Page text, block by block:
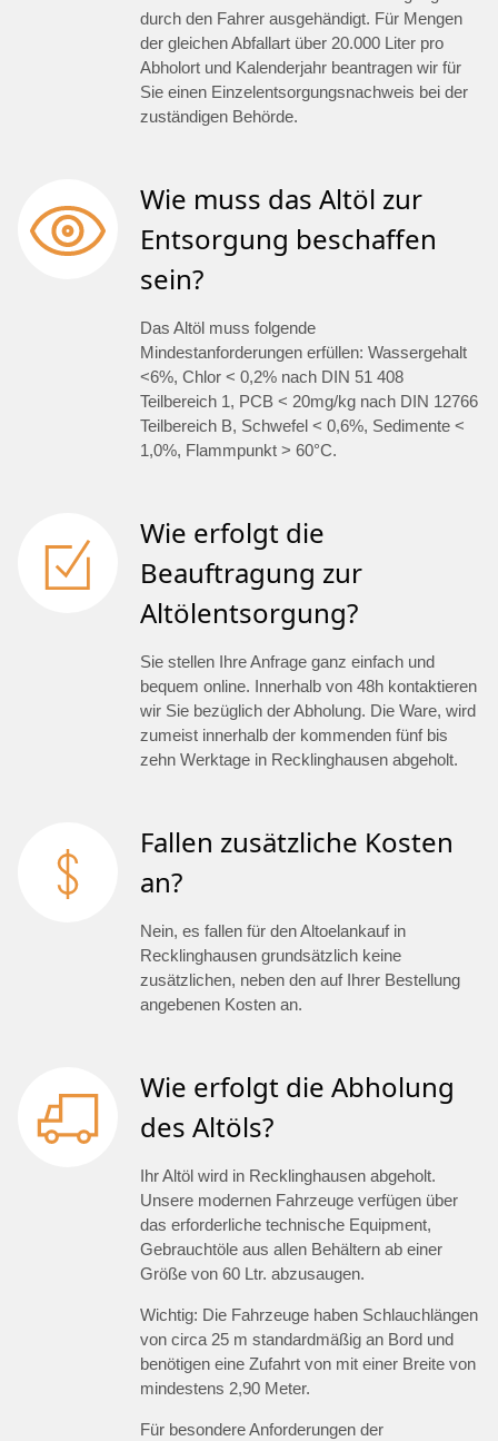
durch den Fahrer ausgehändigt. Für Mengen
der gleichen Abfallart über 20.000 Liter pro
Abholort und Kalenderjahr beantragen wir für
Sie einen Einzelentsorgungsnachweis bei der
zuständigen Behörde.
Wie muss das Altöl zur
Entsorgung beschaffen
sein?
Das Altöl muss folgende
Mindestanforderungen erfüllen: Wassergehalt
<6%, Chlor < 0,2% nach DIN 51 408
Teilbereich 1, PCB < 20mg/kg nach DIN 12766
Teilbereich B, Schwefel < 0,6%, Sedimente <
1,0%, Flammpunkt > 60°C.
Wie erfolgt die
Beauftragung zur
Altölentsorgung?
Sie stellen Ihre Anfrage ganz einfach und
bequem online. Innerhalb von 48h kontaktieren
wir Sie bezüglich der Abholung. Die Ware, wird
zumeist innerhalb der kommenden fünf bis
zehn Werktage in Recklinghausen abgeholt.
Fallen zusätzliche Kosten
an?
Nein, es fallen für den Altoelankauf in
Recklinghausen grundsätzlich keine
zusätzlichen, neben den auf Ihrer Bestellung
angebenen Kosten an.
Wie erfolgt die Abholung
des Altöls?
Ihr Altöl wird in Recklinghausen abgeholt.
Unsere modernen Fahrzeuge verfügen über
das erforderliche technische Equipment,
Gebrauchtöle aus allen Behältern ab einer
Größe von 60 Ltr. abzusaugen.
Wichtig: Die Fahrzeuge haben Schlauchlängen
von circa 25 m standardmäßig an Bord und
benötigen eine Zufahrt von mit einer Breite von
mindestens 2,90 Meter.
Für besondere Anforderungen der